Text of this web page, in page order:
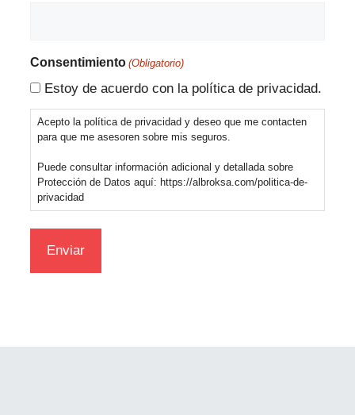
Consentimiento (Obligatorio)
Estoy de acuerdo con la política de privacidad.
Acepto la política de privacidad y deseo que me contacten
para que me asesoren sobre mis seguros.
Puede consultar información adicional y detallada sobre
Protección de Datos aquí: https://albroksa.com/politica-de-
privacidad